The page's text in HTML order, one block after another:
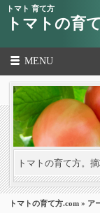
トマト 育て方
トマトの育
MENU
トマトの育て方。
トマトの育て方.com » ア